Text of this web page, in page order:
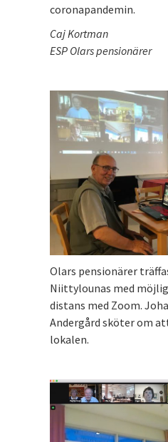
coronapandemin.
Caj Kortman
ESP Olars pensionärer
Olars pensionärer
Niittylounas med
distans med Zoom.
Andergård sköter om
lokalen.